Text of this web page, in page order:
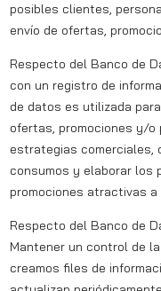
posibles clientes,
envío de ofertas,
Respecto del Banco de
con un registro de
de datos es utilizada
ofertas, promociones y/o
estrategias comerciales,
consumos y elaborar los
promociones atractivas
Respecto del Banco de
Mantener un control de
creamos files de